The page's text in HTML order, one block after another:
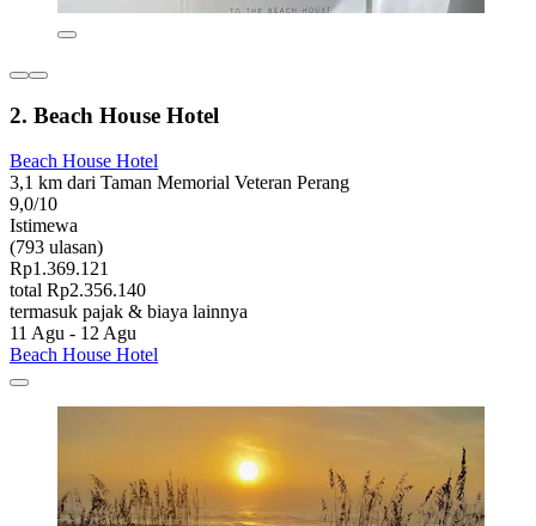
2. Beach House Hotel
Beach House Hotel
3,1 km dari Taman Memorial Veteran Perang
9,0/10
Istimewa
(793 ulasan)
Rp1.369.121
total Rp2.356.140
termasuk pajak & biaya lainnya
11 Agu - 12 Agu
Beach House Hotel